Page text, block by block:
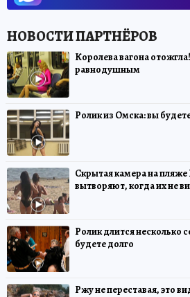
Королева вагона
равнодушным
Ролик из Омска: вы
Скрытая камера на
вытворяют, когда их не
Ролик длится несколько
будете долго
Ржу не переставая, это